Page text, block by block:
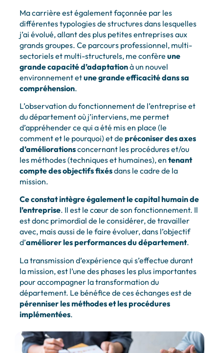
Ma carrière est également façonnée par les
différentes typologies de structures dans lesquelles
j’ai évolué, allant des plus petites entreprises aux
grands groupes. Ce parcours professionnel, multi-
sectoriels et multi-structurels, me confère une
grande capacité d’adaptationà un nouvel
environnement etune grande efficacité dans sa
compréhension.
L’observation du fonctionnement de l’entreprise et
du département où j’interviens, me permet
d’appréhender ce qui a été mis en place (le
comment et le pourquoi) et de préconiser des axes
d’améliorationsconcernant les procédures et/ou
les méthodes (techniques et humaines), en tenant
compte desobjectifs fixésdans le cadre de la
mission.
Ce constat intègre également le capital humain de
l’entreprise. Il est le cœur de son fonctionnement. Il
est donc primordial de le considérer, de travailler
avec, mais aussi de le faire évoluer, dans l’objectif
d’améliorer les performances du département.
La transmission d’expérience qui s’effectue durant
la mission, est l’une des phases les plus importantes
pour accompagner la transformation du
département. Le bénéfice de ces échanges est de
pérenniser les méthodes et les procédures
implémentées.